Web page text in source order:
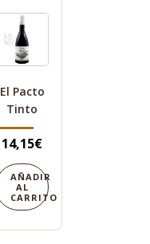
El Pacto
Tinto
14,15€
AÑADIR
AL
CARRITO